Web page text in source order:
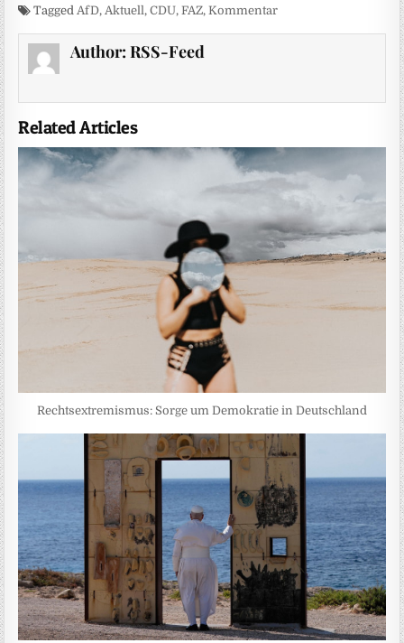
Tagged AfD, Aktuell ,CDU,FAZ,Kommentar
Author: RSS-Feed
Related Articles
Rechtsextremismus: Sorge um Demokratie in Deutschland